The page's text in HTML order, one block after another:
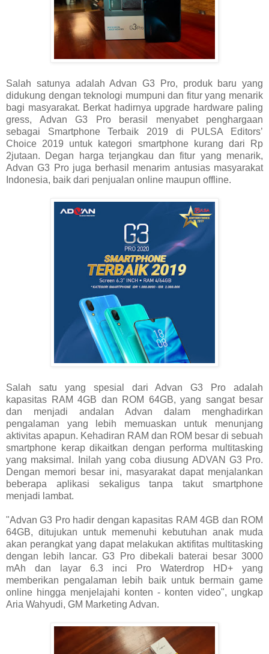
Salah satunya adalah Advan G3 Pro, produk baru yang
didukung dengan teknologi mumpuni dan fitur yang menarik
bagi masyarakat. Berkat hadirnya upgrade hardware paling
gress, Advan G3 Pro berasil menyabet penghargaan
sebagai Smartphone Terbaik 2019 di PULSA Editors’
Choice 2019 untuk kategori smartphone kurang dari Rp
2jutaan. Degan harga terjangkau dan fitur yang menarik,
Advan G3 Pro juga berhasil menarim antusias masyarakat
Indonesia, baik dari penjualan online maupun offline.
Salah satu yang spesial dari Advan G3 Pro adalah
kapasitas RAM 4GB dan ROM 64GB, yang sangat besar
dan menjadi andalan Advan dalam menghadirkan
pengalaman yang lebih memuaskan untuk menunjang
aktivitas apapun. Kehadiran RAM dan ROM besar di sebuah
smartphone kerap dikaitkan dengan performa multitasking
yang maksimal. Inilah yang coba diusung ADVAN G3 Pro.
Dengan memori besar ini, masyarakat dapat menjalankan
beberapa aplikasi sekaligus tanpa takut smartphone
menjadi lambat.
"Advan G3 Pro hadir dengan kapasitas RAM 4GB dan ROM
64GB, ditujukan untuk memenuhi kebutuhan anak muda
akan perangkat yang dapat melakukan aktifitas multitasking
dengan lebih lancar. G3 Pro dibekali baterai besar 3000
mAh dan layar 6.3 inci Pro Waterdrop HD+ yang
memberikan pengalaman lebih baik untuk bermain game
online hingga menjelajahi konten - konten video", ungkap
Aria Wahyudi, GM Marketing Advan.